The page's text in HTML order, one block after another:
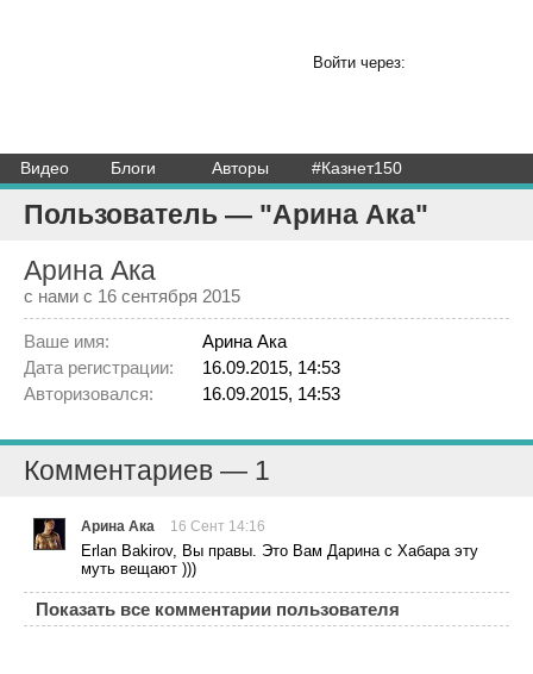
Видео Блоги Авторы #Казнет150
Войти через:
Пользователь — "Арина Ака"
Арина Ака
с нами с 16 сентября 2015
Ваше имя:
Арина Ака
Дата регистрации:
16.09.2015, 14:53
Авторизовался:
16.09.2015, 14:53
Комментариев — 1
Арина Ака 16 Сент 14:16
Erlan Bakirov, Вы правы. Это Вам Дарина с Хабара эту
муть вещают )))
Показать все комментарии пользователя